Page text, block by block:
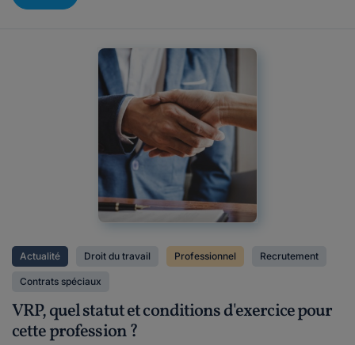
Actualité Droit du travail Professionnel Recrutement
Contrats spéciaux
VRP, quel statut et conditions d'exercice pour
cette profession ?